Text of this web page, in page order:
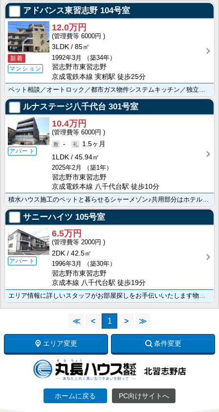
アドバンス東習志野 104号室
新着
マンション
12.0万円
6000円
3LDK
85㎡
1992年3月
（築34年）
習志野市東習志野
京成電鉄本線 実籾駅 徒歩25分
ルナステージ八千代台 301号室
アパート
10.4万円
6000円
-
1.5ヶ月
1LDK
45.94㎡
2025年2月
（築1年）
習志野市東習志野
京成電鉄本線 八千代台駅 徒歩10分
サニーハイツ 105号室
アパート
6.5万円
2000円
2DK
42.5㎡
1996年3月
（築30年）
習志野市東習志野
京成本線 八千代台駅 徒歩19分
≪ < 1 > ≫
エリア変更 条件変更
ホームに戻る PC向けサイトへ